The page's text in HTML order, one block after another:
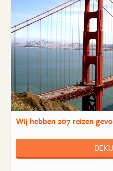
Wij hebben207 reizen